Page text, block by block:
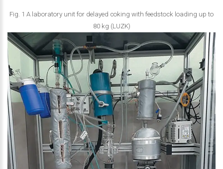
Fig. 1 A laboratory unit for delayed coking with feedstock loading up to
80 kg (LUZK)